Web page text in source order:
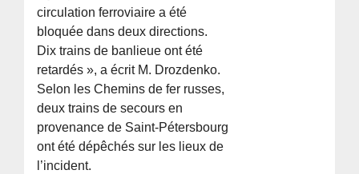
circulation ferroviaire a été
bloquée dans deux directions.
Dix trains de banlieue ont été
retardés », a écrit M. Drozdenko.
Selon les Chemins de fer russes,
deux trains de secours en
provenance de Saint-Pétersbourg
ont été dépêchés sur les lieux de
l’incident.